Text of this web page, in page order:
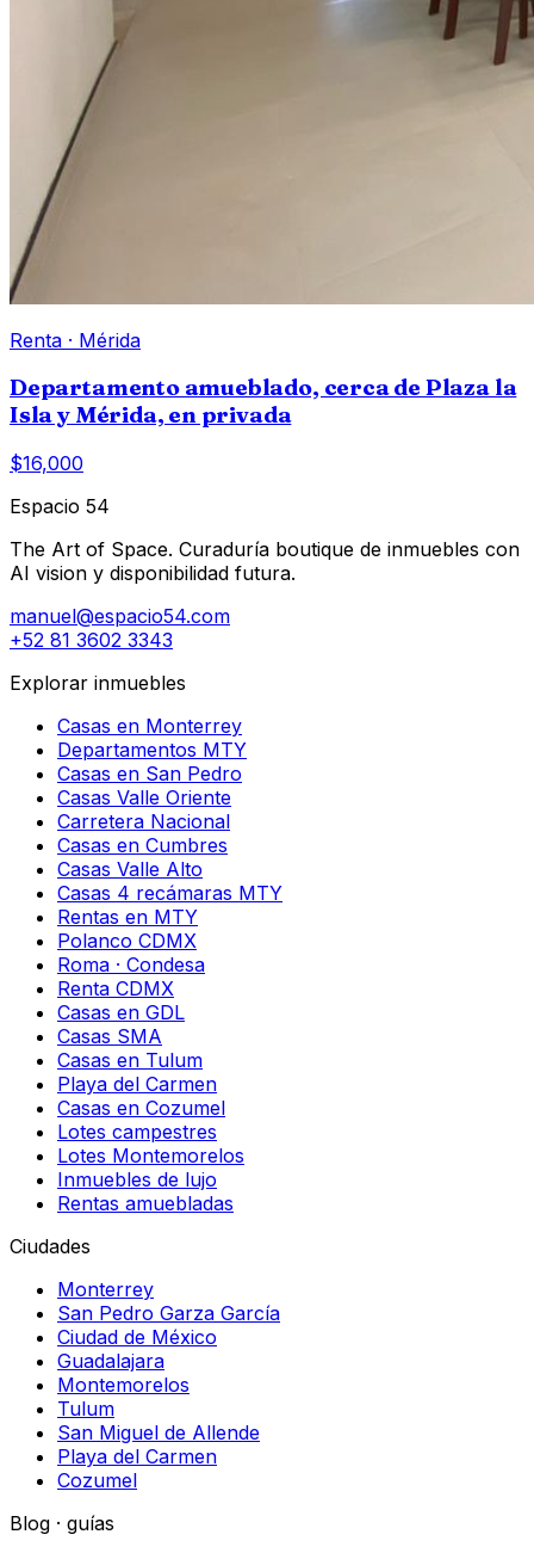
Renta · Mérida
Departamento amueblado, cerca de Plaza la
Isla y Mérida, en privada
$16,000
Espacio 54
The Art of Space. Curaduría boutique de inmuebles con
AI vision y disponibilidad futura.
manuel@espacio54.com
+52 81 3602 3343
Explorar inmuebles
Casas en Monterrey
Departamentos MTY
Casas en San Pedro
Casas Valle Oriente
Carretera Nacional
Casas en Cumbres
Casas Valle Alto
Casas 4 recámaras MTY
Rentas en MTY
Polanco CDMX
Roma · Condesa
Renta CDMX
Casas en GDL
Casas SMA
Casas en Tulum
Playa del Carmen
Casas en Cozumel
Lotes campestres
Lotes Montemorelos
Inmuebles de lujo
Rentas amuebladas
Ciudades
Monterrey
San Pedro Garza García
Ciudad de México
Guadalajara
Montemorelos
Tulum
San Miguel de Allende
Playa del Carmen
Cozumel
Blog · guías